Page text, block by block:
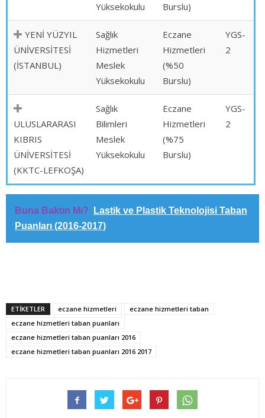
Yüksekokulu
Burslu)
YENİ YÜZYIL
ÜNİVERSİTESİ
(İSTANBUL)
Sağlık
Hizmetleri
Meslek
Yüksekokulu
Eczane
Hizmetleri
(%50
Burslu)
YGS-
2
ULUSLARARASI
KIBRIS
ÜNİVERSİTESİ
(KKTC-LEFKOŞA)
Sağlık
Bilimleri
Meslek
Yüksekokulu
Eczane
Hizmetleri
(%75
Burslu)
YGS-
2
Buna Baktın Mı?
Lastik ve Plastik Teknolojisi Taban
Puanları (2016-2017)
ETİKETLER eczane hizmetleri
eczane hizmetleri taban
eczane hizmetleri taban puanları
eczane hizmetleri taban puanları 2016
eczane hizmetleri taban puanları 2016 2017